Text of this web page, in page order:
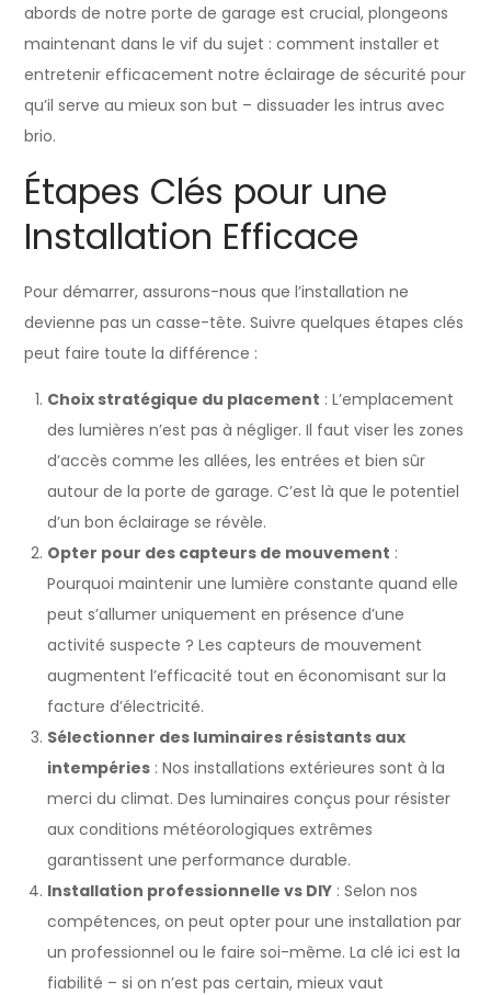
abords de notre porte de garage est crucial, plongeons
maintenant dans le vif du sujet : comment installer et
entretenir efficacement notre éclairage de sécurité pour
qu’il serve au mieux son but – dissuader les intrus avec
brio.
Étapes Clés pour une
Installation Efficace
Pour démarrer, assurons-nous que l’installation ne
devienne pas un casse-tête. Suivre quelques étapes clés
peut faire toute la différence :
Choix stratégique du placement : L’emplacement
des lumières n’est pas à négliger. Il faut viser les zones
d’accès comme les allées, les entrées et bien sûr
autour de la porte de garage. C’est là que le potentiel
d’un bon éclairage se révèle.
Opter pour des capteurs de mouvement :
Pourquoi maintenir une lumière constante quand elle
peut s’allumer uniquement en présence d’une
activité suspecte ? Les capteurs de mouvement
augmentent l’efficacité tout en économisant sur la
facture d’électricité.
Sélectionner des luminaires résistants aux
intempéries : Nos installations extérieures sont à la
merci du climat. Des luminaires conçus pour résister
aux conditions météorologiques extrêmes
garantissent une performance durable.
Installation professionnelle vs DIY : Selon nos
compétences, on peut opter pour une installation par
un professionnel ou le faire soi-même. La clé ici est la
fiabilité – si on n’est pas certain, mieux vaut